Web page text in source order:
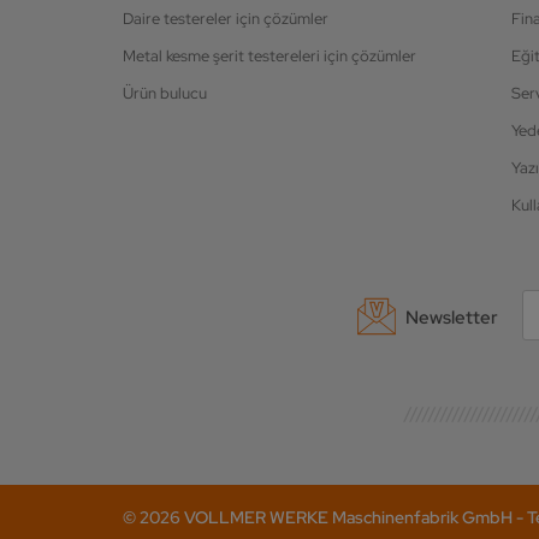
Daire testereler için çözümler
Metal kesme şerit testereleri için çözümler
Ürün bulucu
Newsletter
© 2026 VOLLMER WERKE Maschinenfabrik GmbH -